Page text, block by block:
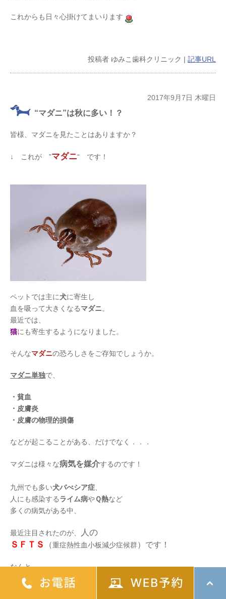
これからも日々心掛けてまいります
投稿者 ゆみこ歯科クリニック | 記事URL
2017年9月7日 木曜日
“マダニ”は秋に多い！？
皆様、マダニを見たことはありますか？
↓ これが ”マダニ“ です！
ペットでは主に犬に寄生し
血を吸って大きくなるマダニ。
最近では、
猫にも寄生するようになりました。
そんなマダニの恐ろしさをご存知でしょうか。
マダニ単独で、
・貧血
・皮膚炎
・皮膚の物理的損傷
などが起こることがある、だけでなく．．．
マダニは様々な病気を媒介するのです！
九州でも多い犬バべシア症、
人にも感染するライム病やＱ熱など
多くの病気がある中、
最近注目されたのが、
人の
ＳＦＴＳ
（重症熱性血小板減少症候群）です！
なんと、、
日本での致死率は約２０％